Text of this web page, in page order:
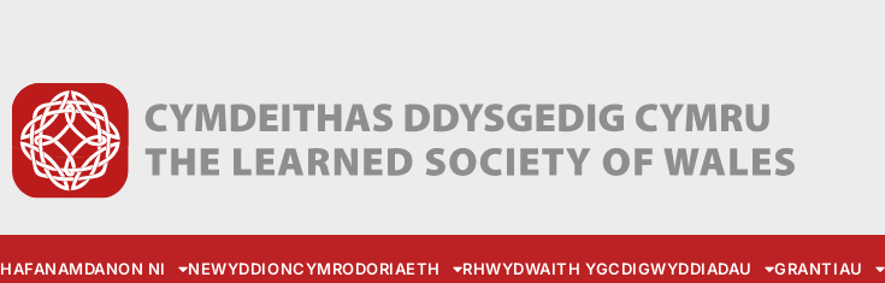
HAFANAMDANON NI NEWYDDIONCYMRODORIAETH RHWYDWAITH YGCDIGWYDDIADAU GRANTIAU